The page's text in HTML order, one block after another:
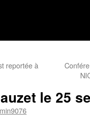
reportée à
le 25